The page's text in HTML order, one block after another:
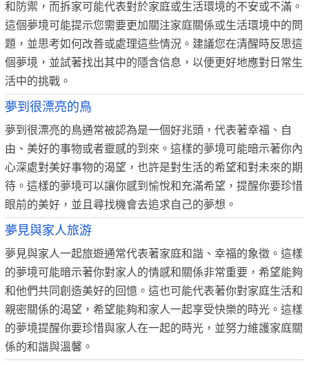
和防禦，而拆家可能代表對於家庭或生活環境的不安或不滿。
這個夢境可能提示您需要更加關注家庭關係或生活環境中的問
題，並思考如何改善或處理這些情況。建議您在清醒時反思這
個夢境，並試著找出其中的隱含信息，以便更好地應對日常生
活中的挑戰。
夢到很漂亮的鳥
夢到很漂亮的鳥通常被認為是一個好兆頭，代表著幸福、自
由、美好的事物或者靈感的到來。這樣的夢境可能暗示著你內
心深處對美好事物的渴望，也許是對生活的希望和對未來的期
待。這樣的夢境可以讓你感到愉悅和充滿希望，提醒你要珍惜
眼前的美好，並且尋找機會去追求自己的夢想。
夢見與家人旅游
夢見與家人一起旅遊通常代表著家庭和諧、幸福的象徵。這樣
的夢境可能暗示著你對家人的情感和關係非常重要，希望能夠
和他們共同創造美好的回憶。這也可能代表著你對家庭生活和
親密關係的渴望，希望能夠和家人一起享受快樂的時光。這樣
的夢境提醒你要珍惜與家人在一起的時光，並努力維護家庭關
係的和諧與溫馨。